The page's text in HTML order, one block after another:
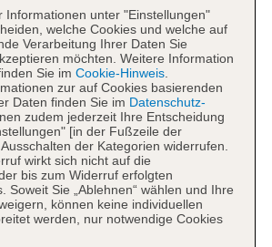
Ihre Unterkunft
15:00 Uhr
bis 11:00 Uhr
Informationen unter "Einstellungen"
welche Cookies und welche auf
Verarbeitung Ihrer Daten Sie
möchten. Weitere Information
Sie im Cookie-Hinweis.
zur auf Cookies basierenden
Daten finden Sie im Datenschutz-
zudem jederzeit Ihre Entscheidung
[in der Fußzeile der
der Kategorien widerrufen.
wirkt sich nicht auf die
bis zum Widerruf erfolgten
Soweit Sie „Ablehnen“ wählen und Ihre
können keine individuellen
werden, nur notwendige Cookies